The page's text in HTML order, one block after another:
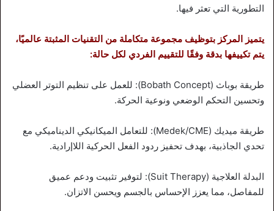
التطورية التي تعثر فيها.
يتميز المركز بتوظيف مجموعة متكاملة من التقنيات المثبتة عالميًا،
يتم تكييفها بدقة وفقًا للتقييم الفردي لكل حالة:
طريقة بوباث (Bobath Concept): للعمل على تنظيم التوتر العضلي
وتحسين التحكم الوضعي ونوعية الحركة.
طريقة ميديك (Medek/CME): للتعامل الميكانيكي الديناميكي مع
تحدي الجاذبية، بهدف تحفيز ردود الفعل الحركية اللاإرادية.
البدلة العلاجية (Suit Therapy): لتوفير تثبيت ودعم عميق
للمفاصل، مما يعزز الإحساس بالجسم ويحسن الاتزان.